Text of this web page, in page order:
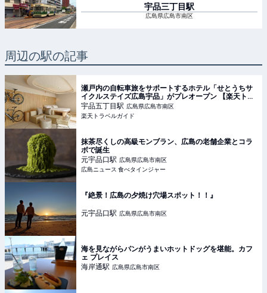
宇品三丁目駅
広島県広島市南区
周辺の駅の記事
瀬戸内の自転車旅をサポートするホテル「せとうちサ
イクルステイズ広島宇品」がプレオープン 【楽天トラ
ベル】
宇品五丁目駅 広島県広島市南区
楽天トラベルガイド
抹茶尽くしの高級モンブラン、広島の老舗企業とコラ
ボで誕生
元宇品口駅 広島県広島市南区
広島ニュース 食べタインジャー
『絶景！広島の夕焼け穴場スポット！！』
元宇品口駅 広島県広島市南区
海を見ながらパンがうまいホットドッグを堪能。カフ
ェ プレイス
海岸通駅 広島県広島市南区